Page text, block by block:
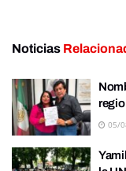
Noticias
05/